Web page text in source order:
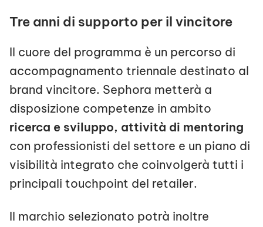
Tre anni di supporto per il vincitore
Il cuore del programma è un percorso di
accompagnamento triennale destinato al
brand vincitore. Sephora metterà a
disposizione competenze in ambito
ricerca e sviluppo, attività di mentoring
con professionisti del settore e un piano di
visibilità integrato che coinvolgerà tutti i
principali touchpoint del retailer.
Il marchio selezionato potrà inoltre